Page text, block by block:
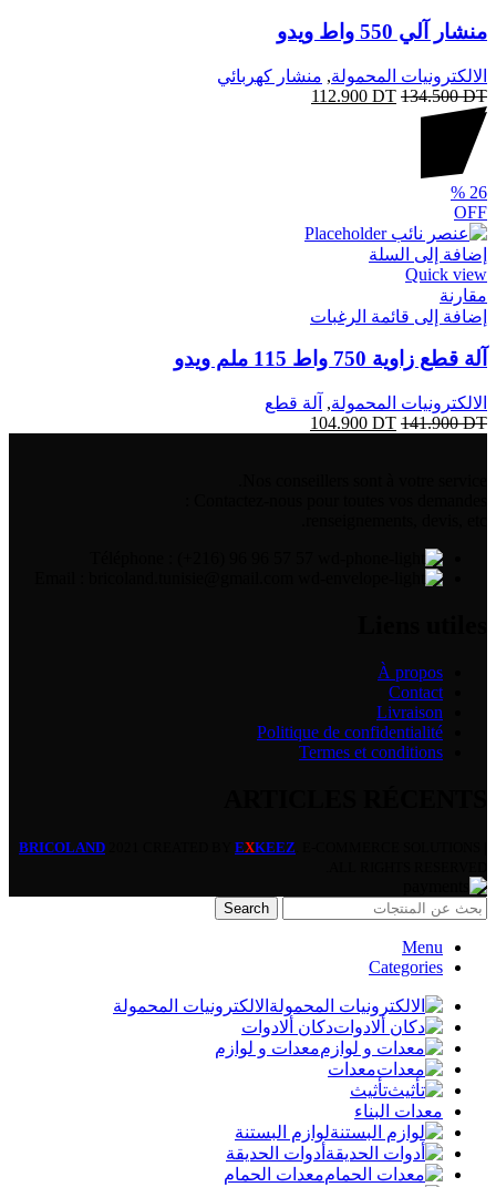
منشار آلي 550 واط ويدو
الالكترونيات المحمولة, منشار كهربائي
134.500DT
112.900 DT
26
%
OFF
إضافة إلى السلة
Quick view
مقارنة
إضافة إلى قائمة الرغبات
آلة قطع زاوية 750 واط 115 ملم ويدو
الالكترونيات المحمولة, آلة قطع
141.900DT
104.900 DT
À propos
Contact
Livraison
Politique de confidentialité
Termes et conditions
BRICOLAND EXKEEZ
Search
Menu
Categories
الالكترونيات المحمولة
دكان ألادوات
معدات و لوازم
معدات
تأثيث
معدات البناء
لوازم البستنة
أدوات الحديقة
معدات الحمام